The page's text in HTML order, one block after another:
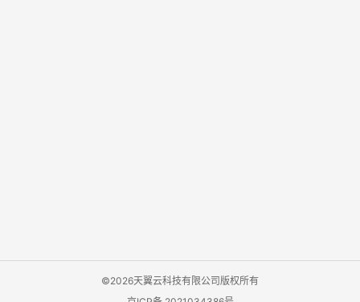
©2026天翼云科技有限公司版权所有